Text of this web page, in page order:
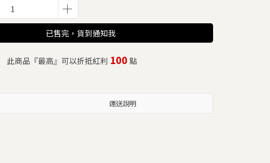
已售完，貨到通知我
此商品『最高』可以折抵紅利 100 點
運送說明